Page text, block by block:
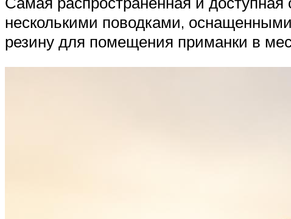
несколькими поводками,
резину для помещения приманки в